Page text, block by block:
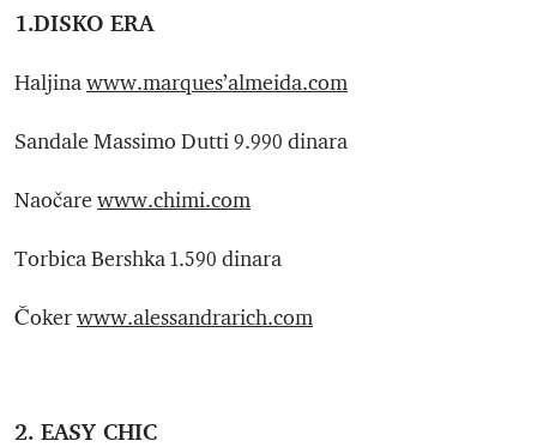
1.DISKO ERA
Haljinawww.marques’almeida.com
Sandale Massimo Dutti 9.990 dinara
Naočare www.chimi.com
Torbica Bershka 1.590 dinara
Čokerwww.alessandrarich.com
2. EASY CHIC